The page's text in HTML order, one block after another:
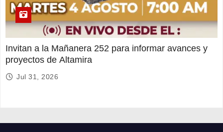
Invitan a la Mañanera 252 para informar avances y
proyectos de Altamira
Jul 31, 2026